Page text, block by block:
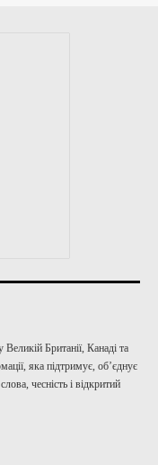
Британії, Канаді та
яка підтримує, об’єднує
чесність і відкритий